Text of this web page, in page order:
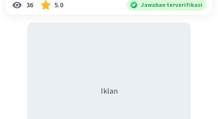
36 5.0 Jawaban terverifikasi
Iklan